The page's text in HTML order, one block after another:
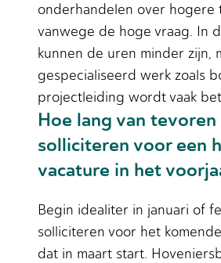
onderhandelen over hogere
vanwege de hoge vraag. In
kunnen de uren minder zijn,
gespecialiseerd werk zoals
projectleiding wordt vaak
Hoe lang van
solliciteren voor een
vacature in het
Begin idealiter in januari of
solliciteren voor het
dat in maart start.